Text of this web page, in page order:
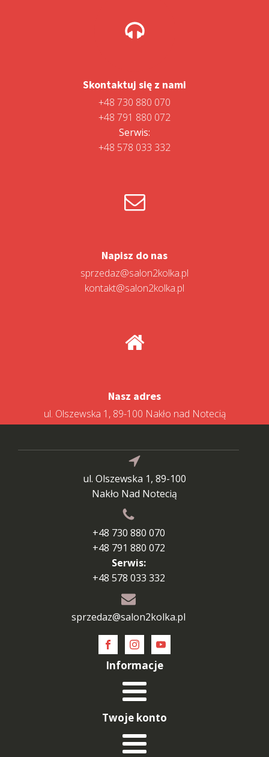
Skontaktuj się z nami
+48 730 880 070
+48 791 880 072
Serwis:
+48 578 033 332
Napisz do nas
sprzedaz@salon2kolka.pl
kontakt@salon2kolka.pl
Nasz adres
ul. Olszewska 1, 89-100 Nakło nad Notecią
ul. Olszewska 1, 89-100
Nakło Nad Notecią
+48 730 880 070
+48 791 880 072
Serwis:
+48 578 033 332
sprzedaz@salon2kolka.pl
Informacje
Twoje konto